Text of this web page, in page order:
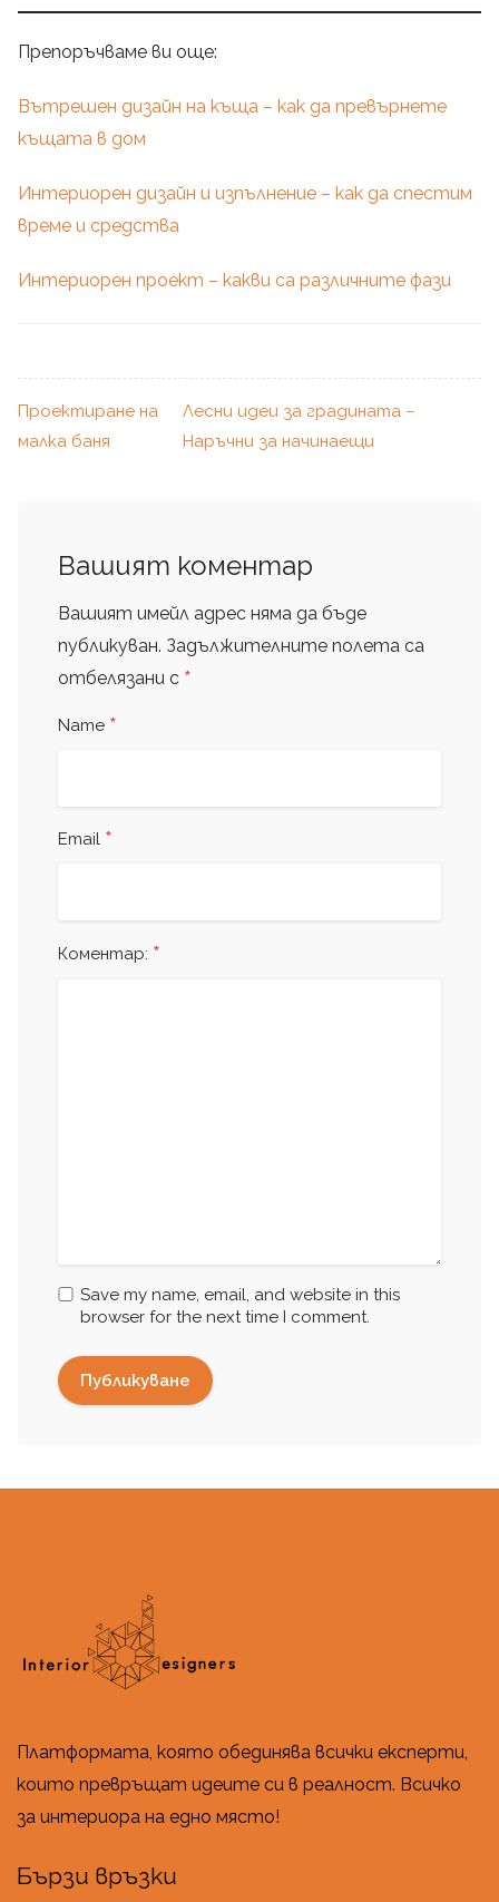
Препоръчваме ви още:
Вътрешен дизайн на къща – как да превърнете
къщата в дом
Интериорен дизайн и изпълнение – как да спестим
време и средства
Интериорен проект – какви са различните фази
Проектиране на
малка баня
Лесни идеи за градината –
Наръчни за начинаещи
Вашият коментар
Вашият имейл адрес няма да бъде
публикуван. Задължителните полета са
отбелязани с *
Name *
Email *
Коментар: *
Save my name, email, and website in this
browser for the next time I comment.
Платформата, която обединява всички експерти,
които превръщат идеите си в реалност. Всичко
за интериора на едно място!
Бързи връзки